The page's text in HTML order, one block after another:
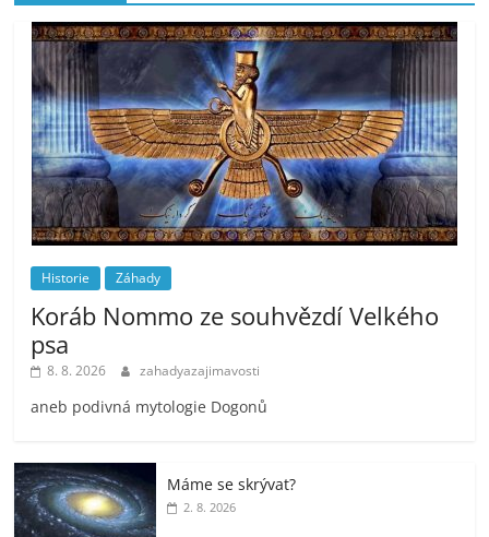
Historie Záhady
Koráb Nommo ze souhvězdí Velkého
psa
8. 8. 2026 zahadyazajimavosti
aneb podivná mytologie Dogonů
Máme se skrývat?
2. 8. 2026